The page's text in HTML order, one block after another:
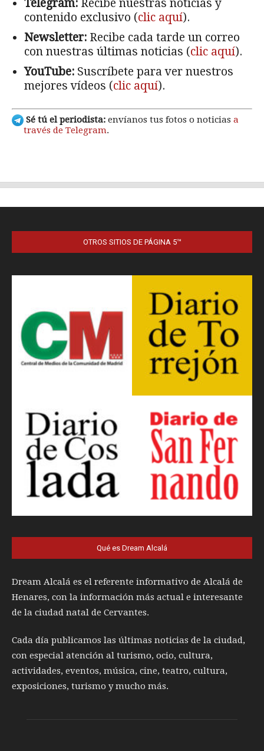
OTROS SITIOS DE PÁGINA 5™
Qué es Dream Alcalá
Dream Alcalá es el referente informativo de Alcalá de
Henares, con la información más actual e interesante
de la ciudad natal de Cervantes.
Cada día publicamos las últimas noticias de la ciudad,
con especial atención al turismo, ocio, cultura,
actividades, eventos, música, cine, teatro, cultura,
exposiciones, turismo y mucho más.